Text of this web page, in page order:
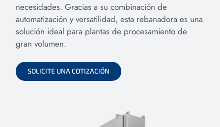
necesidades. Gracias a su combinación de
automatización y versatilidad, esta rebanadora es una
solución ideal para plantas de procesamiento de
gran volumen.
SOLICITE UNA COTIZACIÓN